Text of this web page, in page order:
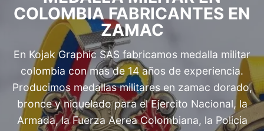
COLOMBIA FABRICANTES EN
ZAMAC
En Kojak Graphic SAS fabricamos medalla militar
colombia con mas de 14 años de experiencia.
Producimos medallas militares en zamac dorado,
bronce y niquelado para el Ejercito Nacional, la
Armada, la Fuerza Aerea Colombiana, la Policia